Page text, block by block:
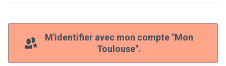
M'identifier avec mon compte "Mon
Toulouse".